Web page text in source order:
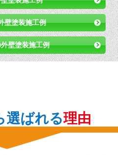
壁塗装施工例
壁塗装施工例
選ばれる理由